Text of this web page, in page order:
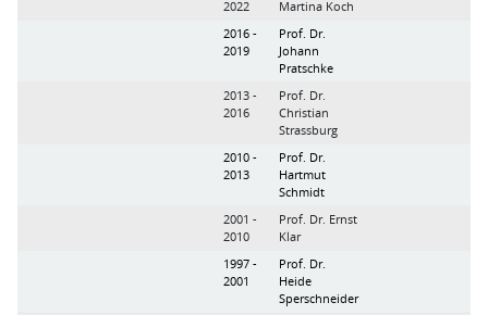
2022
Martina Koch
2016 -
2019
Prof. Dr.
Johann
Pratschke
2013 -
2016
Prof. Dr.
Christian
Strassburg
2010 -
2013
Prof. Dr.
Hartmut
Schmidt
2001 -
2010
Prof. Dr. Ernst
Klar
1997 -
2001
Prof. Dr.
Heide
Sperschneider